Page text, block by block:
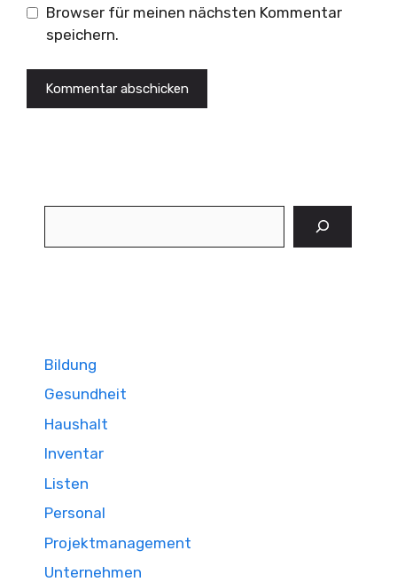
Browser für meinen nächsten Kommentar
speichern.
Bildung
Gesundheit
Haushalt
Inventar
Listen
Personal
Projektmanagement
Unternehmen